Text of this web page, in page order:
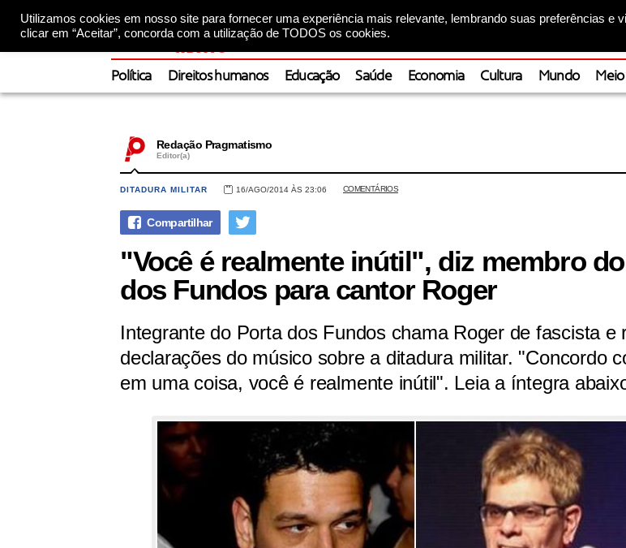
Utilizamos cookies em nosso site para fornecer uma experiência mais relevante, lembrando suas preferências e
clicar em “Aceitar”, concorda com a utilização de TODOS os cookies.
Política Direitos humanos Educação Saúde Economia Cultura Mundo
Redação Pragmatismo
Editor(a)
DITADURA MILITAR 16/AGO/2014 ÀS 23:06 COMENTÁRIOS
"Você é realmente inútil", diz membro
dos Fundos para cantor Roger
Integrante do Porta dos Fundos chama Roger de fascista e
declarações do músico sobre a ditadura militar. "Concordo
em uma coisa, você é realmente inútil". Leia a íntegra